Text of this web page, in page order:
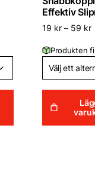
Effektiv
19 kr– 59 kr
Produkten